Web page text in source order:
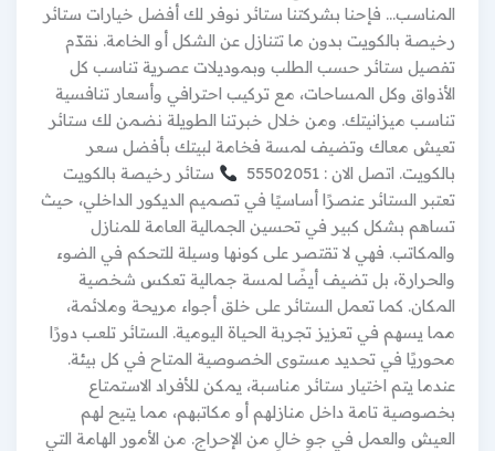
المناسب… فإحنا بشركتنا ستائر نوفر لك أفضل خيارات ستائر
رخيصة بالكويت بدون ما تتنازل عن الشكل أو الخامة. نقدّم
تفصيل ستائر حسب الطلب وبموديلات عصرية تناسب كل
الأذواق وكل المساحات، مع تركيب احترافي وأسعار تنافسية
تناسب ميزانيتك. ومن خلال خبرتنا الطويلة نضمن لك ستائر
تعيش معاك وتضيف لمسة فخامة لبيتك بأفضل سعر
بالكويت. اتصل الان : 55502051
ستائر رخيصة بالكويت
تعتبر الستائر عنصرًا أساسيًا في تصميم الديكور الداخلي، حيث
تساهم بشكل كبير في تحسين الجمالية العامة للمنازل
والمكاتب. فهي لا تقتصر على كونها وسيلة للتحكم في الضوء
والحرارة، بل تضيف أيضًا لمسة جمالية تعكس شخصية
المكان. كما تعمل الستائر على خلق أجواء مريحة وملائمة،
مما يسهم في تعزيز تجربة الحياة اليومية. الستائر تلعب دورًا
محوريًا في تحديد مستوى الخصوصية المتاح في كل بيئة.
عندما يتم اختيار ستائر مناسبة، يمكن للأفراد الاستمتاع
بخصوصية تامة داخل منازلهم أو مكاتبهم، مما يتيح لهم
العيش والعمل في جوٍ خالٍ من الإحراج. من الأمور الهامة التي